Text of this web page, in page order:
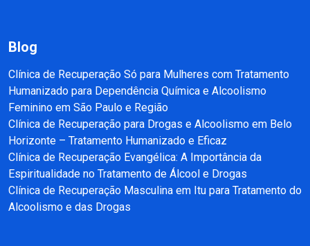
Blog
Clínica de Recuperação Só para Mulheres com Tratamento
Humanizado para Dependência Química e Alcoolismo
Feminino em São Paulo e Região
Clínica de Recuperação para Drogas e Alcoolismo em Belo
Horizonte – Tratamento Humanizado e Eficaz
Clínica de Recuperação Evangélica: A Importância da
Espiritualidade no Tratamento de Álcool e Drogas
Clínica de Recuperação Masculina em Itu para Tratamento do
Alcoolismo e das Drogas